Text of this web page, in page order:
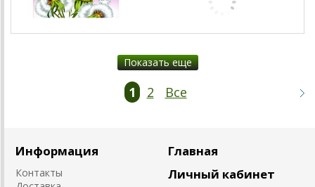
Показать еще
1 2 Все
Информация
Контакты
Главная
Личный кабинет